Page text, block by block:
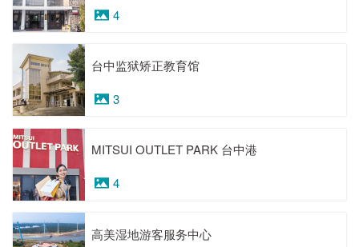
4
台中监狱矫正教育馆
3
MITSUI OUTLET PARK 台中港
4
高美湿地游客服务中心